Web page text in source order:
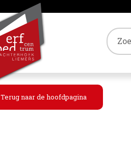
Terug naar de hoofdpagina